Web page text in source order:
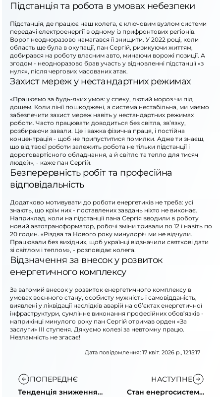
Підстанція та робота в умовах небезпеки
Підстанція, де працює наш колега, є ключовим вузлом системи
передачі електроенергії в одному із прифронтових регіонів.
Ворог неодноразово намагався її знищити. У 2022 році, коли
область ще була в окупації, пан Сергій, ризикуючи життям,
добирався на роботу власним авто, минаючи ворожі позиції. А
згодом - неодноразово брав участь у відновленні підстанції «з
нуля», після чергових масованих атак.
Захист мереж у нестандартних режимах
«Працюємо за будь-яких умов: у спеку, лютий мороз чи під
дощем. Коли лінії пошкоджені, а система нестабільна, ми маємо
забезпечити захист мереж навіть у нестандартних режимах
роботи. Часто працювати доводиться без світла, зв’язку,
розбираючи завали. Це і важка фізична праця, і постійна
концентрація - щоб не припуститися помилки. Адже ти знаєш,
що від твоєї роботи залежить робота не тільки підстанції і
дороговартісного обладнання, а й світло та тепло для тисяч
людей», - каже пан Сергій.
Безперервність робіт та професійна
відповідальність
Додатково мотивувати до роботи енергетиків не треба: усі
знають, що крім них - поставлених завдань ніхто не виконає.
Наприклад, коли на підстанції пана Сергія вводили в роботу
новий автотрансформатор, робочі зміни тривали по 12 і навіть по
20 годин. «Різдва та Нового року минулоріч ми не відчули.
Працювали без вихідних, щоб українці відзначили святкові дати
зі світлом і теплом», - розповідає колега.
Відзначення за внесок у розвиток
енергетичного комплексу
За вагомий внесок у розвиток енергетичного комплексу в
умовах воєнного стану, особисту мужність і самовідданість,
виявлені у ліквідації наслідків аварій на об’єктах енергетичної
інфраструктури, сумлінне виконання професійних обов’язків -
наприкінці минулого року пан Сергій отримав орден «За
заслуги» ІІІ ступеня. Дякуємо колезі за невтомну працю.
Незламність не згасає!
Дата повідомлення: 17 квіт. 2026 р., 12:15:17
ПОПЕРЕДНЄ
Тенденція зниження
НАСТУПНЕ
Стан енергосистеми